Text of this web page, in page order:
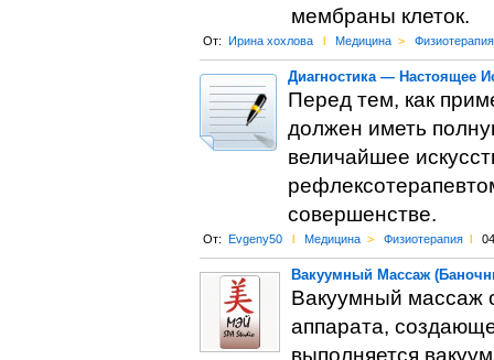
мембраны клеток.
От: Ирина хохлова l Медицина > Физиотерапия
Диагностика — Настоящее
Перед тем, как
должен иметь
величайшее
совершенстве.
От: Evgeny50 l Медицина > Физиотерапия l
Вакуумный Массаж
Вакуумный массаж
аппарата,
выполняется